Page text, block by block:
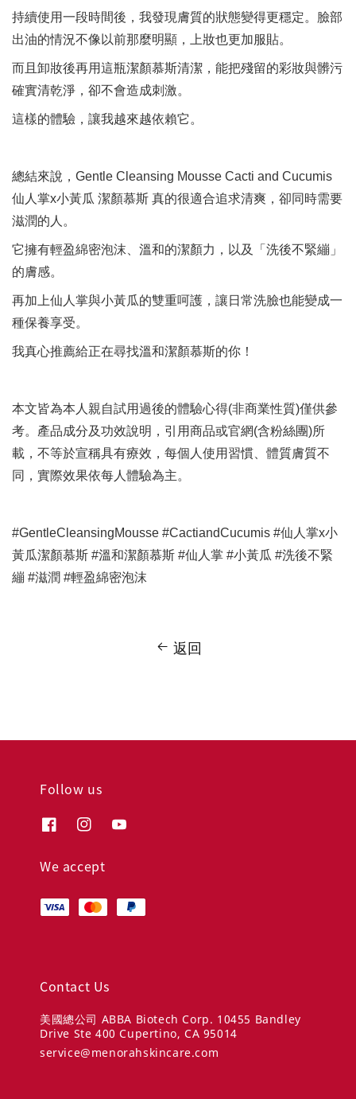
持續使用一段時間後，我發現膚質的狀態變得更穩定。臉部
出油的情況不像以前那麼明顯，上妝也更加服貼。
而且卸妝後再用這瓶潔顏慕斯清潔，能把殘留的彩妝與髒污
確實清乾淨，卻不會造成刺激。
這樣的體驗，讓我越來越依賴它。
總結來說，Gentle Cleansing Mousse Cacti and Cucumis
仙人掌x小黃瓜 潔顏慕斯 真的很適合追求清爽，卻同時需要
滋潤的人。
它擁有輕盈綿密泡沫、溫和的潔顏力，以及「洗後不緊繃」
的膚感。
再加上仙人掌與小黃瓜的雙重呵護，讓日常洗臉也能變成一
種保養享受。
我真心推薦給正在尋找溫和潔顏慕斯的你！
本文皆為本人親自試用過後的體驗心得(非商業性質)僅供參
考。產品成分及功效說明，引用商品或官網(含粉絲團)所
載，不等於宣稱具有療效，每個人使用習慣、體質膚質不
同，實際效果依每人體驗為主。
#GentleCleansingMousse #CactiandCucumis #仙人掌x小
黃瓜潔顏慕斯 #溫和潔顏慕斯 #仙人掌 #小黃瓜 #洗後不緊
繃 #滋潤 #輕盈綿密泡沫
返回
Follow us
We accept
Contact Us
美國總公司 ABBA Biotech Corp. 10455 Bandley
Drive Ste 400 Cupertino, CA 95014
service@menorahskincare.com